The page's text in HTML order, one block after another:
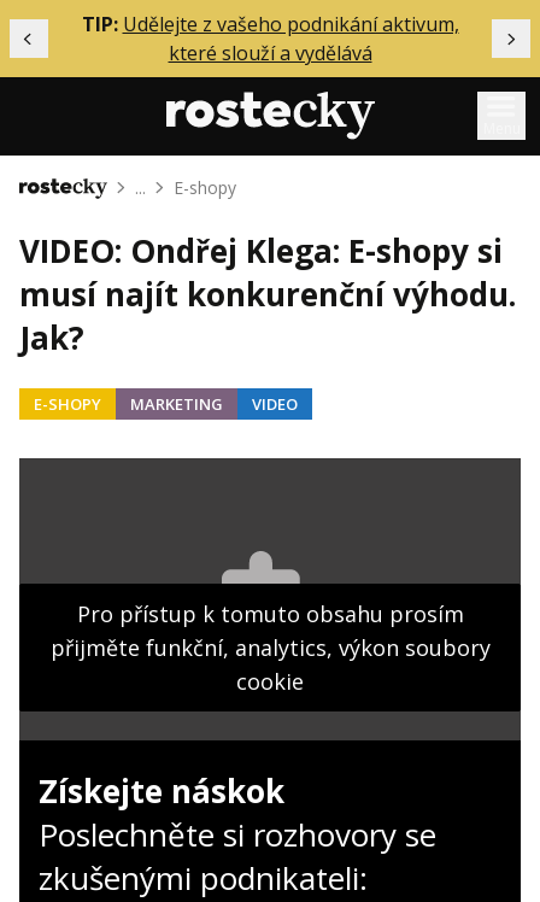
Předchozí
TIP: Udělejte z vašeho podnikání aktivum,
které slouží a vydělává
Mentoring
Podcasty
Solo
Akce
O mně
Obchodní podmínky
Hledaná fráze Hledat
Domů ... E-shopy
VIDEO: Ondřej Klega: E-shopy si
musí najít konkurenční výhodu.
Jak?
E-SHOPY MARKETING VIDEO
Pro přístup k tomuto obsahu prosím
přijměte funkční, analytics, výkon soubory
cookie
Získejte náskok
Poslechněte si rozhovory se
zkušenými podnikateli: